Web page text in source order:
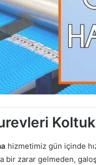
Koltuk
hizmetimiz gün içinde
bir zarar gelmeden,